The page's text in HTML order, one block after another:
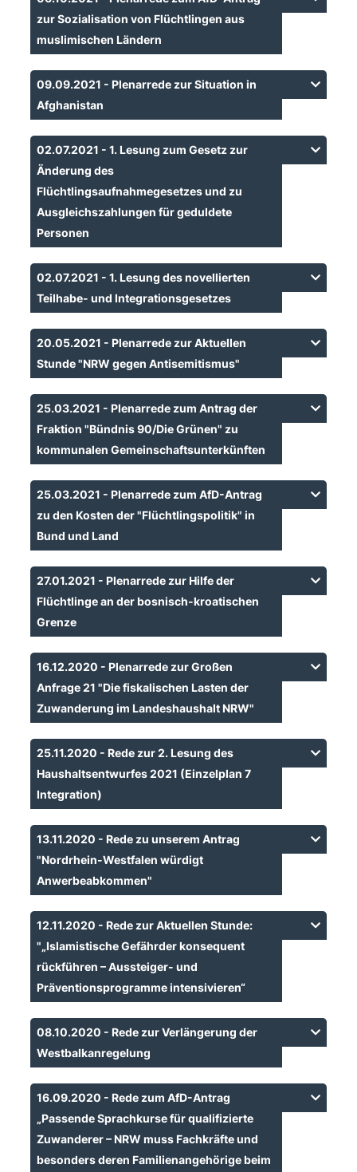
zur Sozialisation von Flüchtlingen aus
muslimischen Ländern
09.09.2021 - Plenarrede zur Situation in
Afghanistan
02.07.2021 - 1. Lesung zum Gesetz zur
Änderung des
Flüchtlingsaufnahmegesetzes und zu
Ausgleichszahlungen für geduldete
Personen
02.07.2021 - 1. Lesung des novellierten
Teilhabe- und Integrationsgesetzes
20.05.2021 - Plenarrede zur Aktuellen
Stunde "NRW gegen Antisemitismus"
25.03.2021 - Plenarrede zum Antrag der
Fraktion "Bündnis 90/Die Grünen" zu
kommunalen Gemeinschaftsunterkünften
25.03.2021 - Plenarrede zum AfD-Antrag
zu den Kosten der "Flüchtlingspolitik" in
Bund und Land
27.01.2021 - Plenarrede zur Hilfe der
Flüchtlinge an der bosnisch-kroatischen
Grenze
16.12.2020 - Plenarrede zur Großen
Anfrage 21 "Die fiskalischen Lasten der
Zuwanderung im Landeshaushalt NRW"
25.11.2020 - Rede zur 2. Lesung des
Haushaltsentwurfes 2021 (Einzelplan 7
Integration)
13.11.2020 - Rede zu unserem Antrag
"Nordrhein-Westfalen würdigt
Anwerbeabkommen"
12.11.2020 - Rede zur Aktuellen Stunde:
"„Islamistische Gefährder konsequent
rückführen – Aussteiger- und
Präventionsprogramme intensivieren“
08.10.2020 - Rede zur Verlängerung der
Westbalkanregelung
16.09.2020 - Rede zum AfD-Antrag
Passende Sprachkurse für qualifizierte
Zuwanderer – NRW muss Fachkräfte und
besonders deren Familienangehörige beim